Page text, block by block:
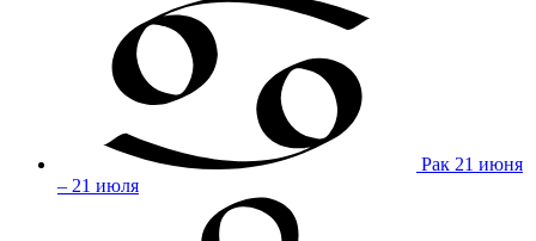
Рак 21 июня
– 21 июля